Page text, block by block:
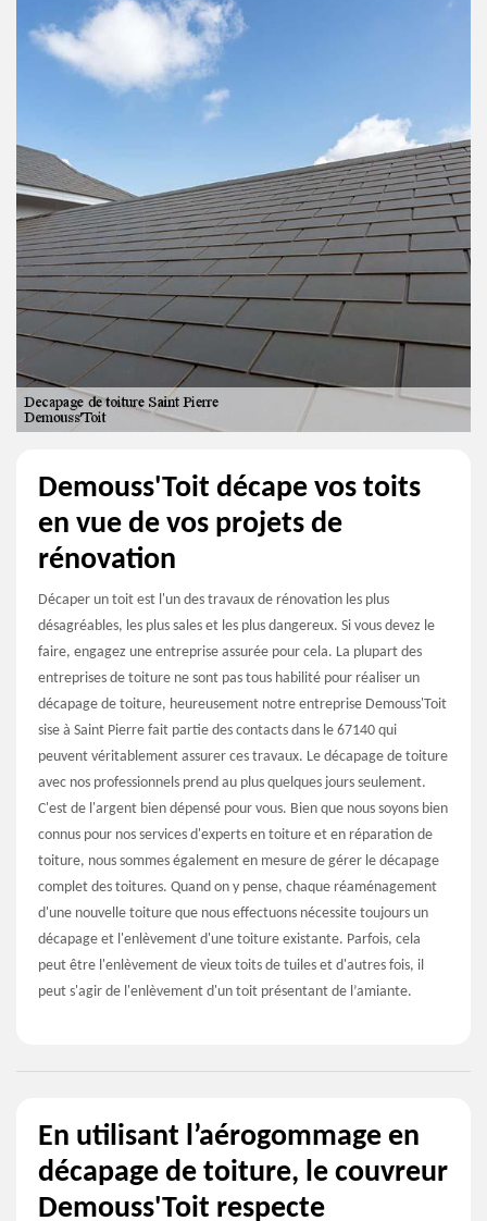
Demouss'Toit décape vos toits
en vue de vos projets de
rénovation
Décaper un toit est l'un des travaux de rénovation les plus
désagréables, les plus sales et les plus dangereux. Si vous devez le
faire, engagez une entreprise assurée pour cela. La plupart des
entreprises de toiture ne sont pas tous habilité pour réaliser un
décapage de toiture, heureusement notre entreprise Demouss'Toit
sise à Saint Pierre fait partie des contacts dans le 67140 qui
peuvent véritablement assurer ces travaux. Le décapage de toiture
avec nos professionnels prend au plus quelques jours seulement.
C'est de l'argent bien dépensé pour vous. Bien que nous soyons bien
connus pour nos services d'experts en toiture et en réparation de
toiture, nous sommes également en mesure de gérer le décapage
complet des toitures. Quand on y pense, chaque réaménagement
d'une nouvelle toiture que nous effectuons nécessite toujours un
décapage et l'enlèvement d'une toiture existante. Parfois, cela
peut être l'enlèvement de vieux toits de tuiles et d'autres fois, il
peut s'agir de l'enlèvement d'un toit présentant de l’amiante.
En utilisant l’aérogommage en
décapage de toiture, le couvreur
Demouss'Toit respecte